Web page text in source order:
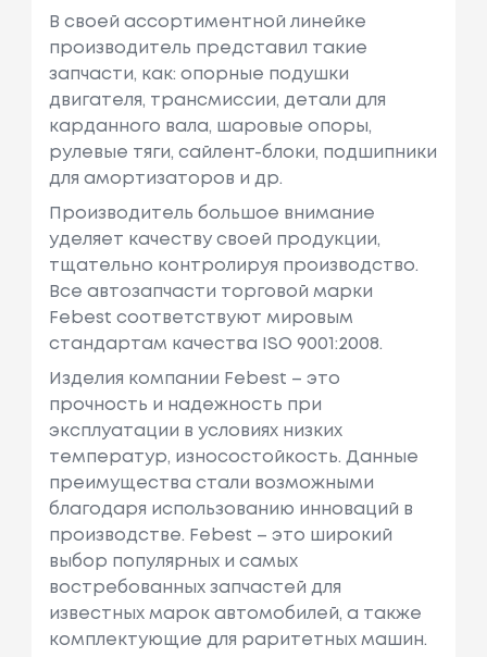
В своей ассортиментной линейке
производитель представил такие
запчасти, как: опорные подушки
двигателя, трансмиссии, детали для
карданного вала, шаровые опоры,
рулевые тяги, сайлент-блоки, подшипники
для амортизаторов и др.
Производитель большое внимание
уделяет качеству своей продукции,
тщательно контролируя производство.
Все автозапчасти торговой марки
Febest соответствуют мировым
стандартам качества ISO 9001:2008.
Изделия компании Febest – это
прочность и надежность при
эксплуатации в условиях низких
температур, износостойкость. Данные
преимущества стали возможными
благодаря использованию инноваций в
производстве. Febest – это широкий
выбор популярных и самых
востребованных запчастей для
известных марок автомобилей, а также
комплектующие для раритетных машин.